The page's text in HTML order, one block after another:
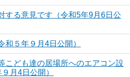
する意見です（令和5年9月6日公
和５年９月4日公開）
こども達の居場所へのエアコン設
月4日公開）